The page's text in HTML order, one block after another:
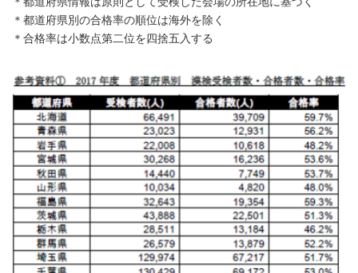
＊都道府県別の合格率の順位は海外を除く
＊合格率は小数点第二位を四捨五入する